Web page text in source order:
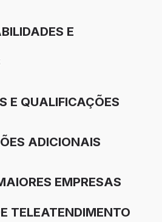
E
E QUALIFICAÇÕES
ADICIONAIS
EMPRESAS
TELEATENDIMENTO